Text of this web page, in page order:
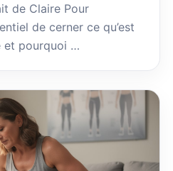
de Claire Pour
de cerner ce qu’est
et pourquoi …